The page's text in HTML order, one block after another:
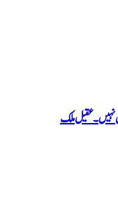
نہیں۔ عقیل ملک